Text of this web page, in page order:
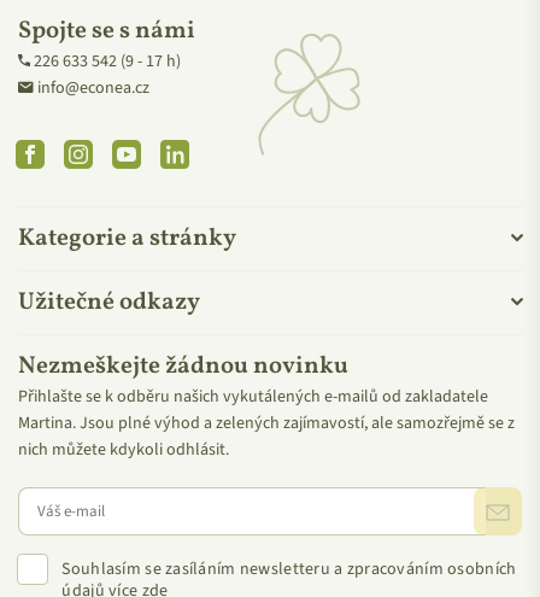
Spojte se s námi
226 633 542 (9 - 17 h)
info@econea.cz
FacebookInstagramYouTube
Kategorie a stránky
Užitečné odkazy
Nezmeškejte žádnou novinku
Přihlašte se k odběru našich vykutálených e-mailů od zakladatele
Martina. Jsou plné výhod a zelených zajímavostí, ale samozřejmě se z
nich můžete kdykoli odhlásit.
Souhlasím se zasíláním newsletteru a zpracováním osobních
údajůvíce zde